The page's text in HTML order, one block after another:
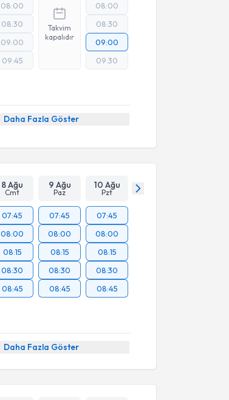
08:00
08:30
09:00
09:45
Takvim
kapalıdır
08:00
08:30
09:00
09:30
Daha Fazla Göster
8 Ağu
Cmt
9 Ağu
Paz
10 Ağu
Pzt
07:45
08:00
08:15
08:30
08:45
07:45
08:00
08:15
08:30
08:45
07:45
08:00
08:15
08:30
08:45
Daha Fazla Göster